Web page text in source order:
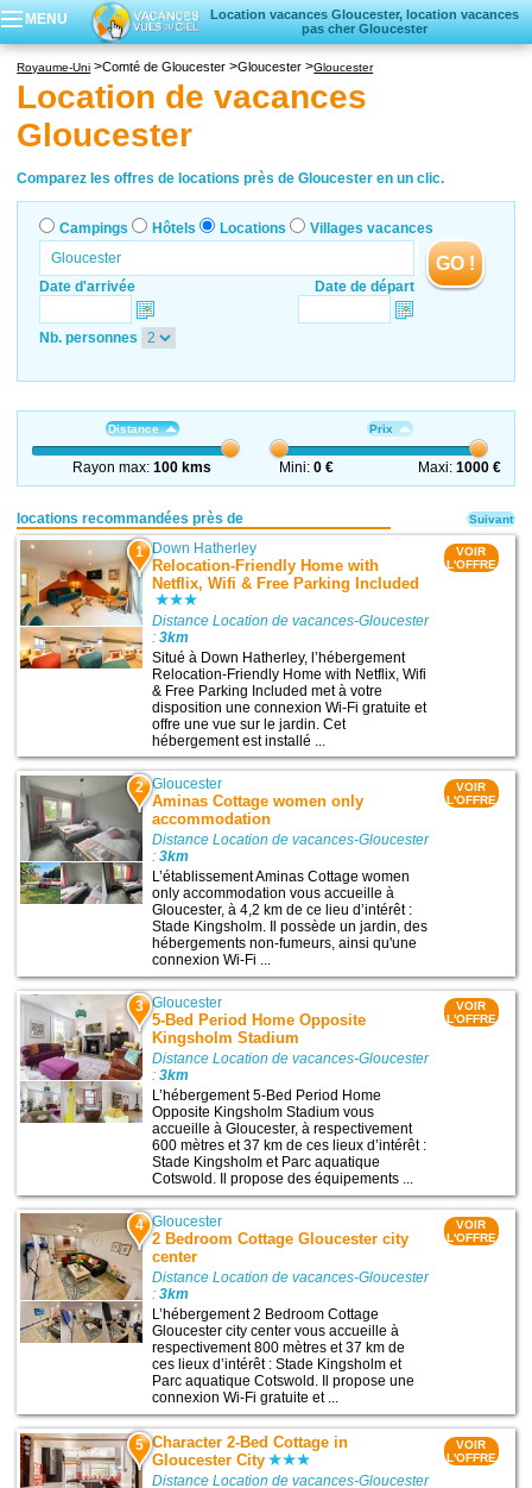
MENU
Location vacances Gloucester, location vacances
pas cher Gloucester
Locations vacances
Royaume-Uni Comté de Gloucester Gloucester Gloucester
Location de vacances
Gloucester
Comparez les offres de locations près de Gloucester en un clic.
Campings Hôtels Locations Villages vacances
Date d'arrivée Date de départ
GO !
Nb. personnes
Distance
Rayon max:100 kms
Prix
Mini:0 € Maxi: 1000 €
locations recommandées près de
1 Down Hatherley
Relocation-Friendly Home with
Netflix, Wifi & Free Parking Included
Distance Location de vacances-Gloucester
:3km
Situé à Down Hatherley, l’hébergement
Relocation-Friendly Home with Netflix, Wifi
& Free Parking Included met à votre
disposition une connexion Wi-Fi gratuite et
offre une vue sur le jardin. Cet
hébergement est installé ...
VOIR
L'OFFRE
2 Gloucester
Aminas Cottage women only
accommodation
Distance Location de vacances-Gloucester
:3km
L’établissement Aminas Cottage women
only accommodation vous accueille à
Gloucester, à 4,2 km de ce lieu d’intérêt :
Stade Kingsholm. Il possède un jardin, des
hébergements non-fumeurs, ainsi qu'une
connexion Wi-Fi ...
VOIR
L'OFFRE
3 Gloucester
5-Bed Period Home Opposite
Kingsholm Stadium
Distance Location de vacances-Gloucester
:3km
L’hébergement 5-Bed Period Home
Opposite Kingsholm Stadium vous
accueille à Gloucester, à respectivement
600 mètres et 37 km de ces lieux d’intérêt :
Stade Kingsholm et Parc aquatique
Cotswold. Il propose des équipements ...
VOIR
L'OFFRE
4 Gloucester
2 Bedroom Cottage Gloucester city
center
Distance Location de vacances-Gloucester
:3km
L’hébergement 2 Bedroom Cottage
Gloucester city center vous accueille à
respectivement 800 mètres et 37 km de
ces lieux d’intérêt : Stade Kingsholm et
Parc aquatique Cotswold. Il propose une
connexion Wi-Fi gratuite et ...
VOIR
L'OFFRE
5 Character 2-Bed Cottage in
Gloucester City
Distance Location de vacances-Gloucester
VOIR
L'OFFRE
Suivant